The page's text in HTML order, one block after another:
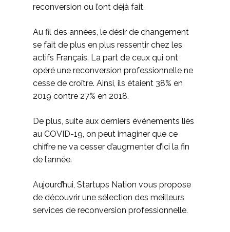
reconversion ou l’ont déjà fait.
Au fil des années, le désir de changement
se fait de plus en plus ressentir chez les
actifs Français. La part de ceux qui ont
opéré une reconversion professionnelle ne
cesse de croître. Ainsi, ils étaient 38% en
2019 contre 27% en 2018.
De plus, suite aux derniers événements liés
au COVID-19, on peut imaginer que ce
chiffre ne va cesser d’augmenter d’ici la fin
de l’année.
Aujourd’hui, Startups Nation vous propose
de découvrir une sélection des meilleurs
services de reconversion professionnelle.